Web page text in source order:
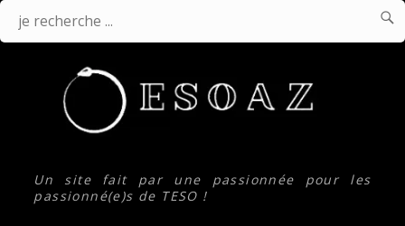
Un site fait par une passionnée pour les
passionné(e)s de TESO !
